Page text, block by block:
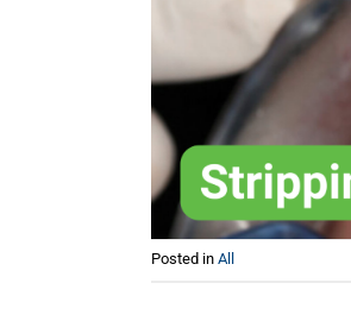
Posted in All